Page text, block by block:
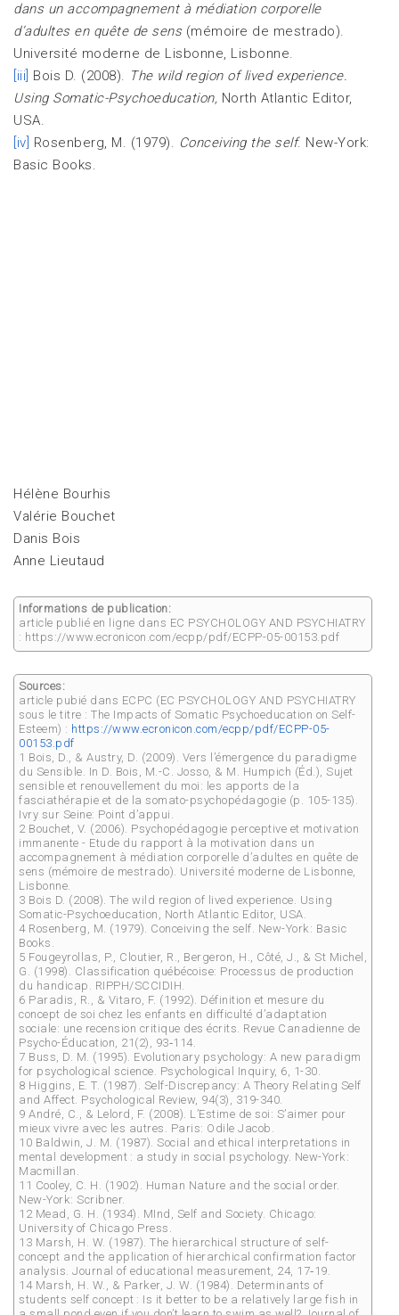
dans un accompagnement à médiation corporelle
d’adultes en quête de sens(mémoire de mestrado).
Université moderne de Lisbonne, Lisbonne.
[iii] Bois D. (2008). The wild region of lived experience.
Using Somatic-Psychoeducation, North Atlantic Editor,
USA.
[iv] Rosenberg, M. (1979). Conceiving the self. New-York:
Basic Books.
Hélène Bourhis
Valérie Bouchet
Danis Bois
Anne Lieutaud
Informations de publication:
article publié en ligne dans EC PSYCHOLOGY AND PSYCHIATRY
: https://www.ecronicon.com/ecpp/pdf/ECPP-05-00153.pdf
Sources:
article pubié dans ECPC (EC PSYCHOLOGY AND PSYCHIATRY
sous le titre : The Impacts of Somatic Psychoeducation on Self-
Esteem) : https://www.ecronicon.com/ecpp/pdf/ECPP-05-
00153.pdf
1 Bois, D., & Austry, D. (2009). Vers l’émergence du paradigme
du Sensible. In D. Bois, M.-C. Josso, & M. Humpich (Éd.), Sujet
sensible et renouvellement du moi: les apports de la
fasciathérapie et de la somato-psychopédagogie (p. 105-135).
Ivry sur Seine: Point d’appui.
2 Bouchet, V. (2006). Psychopédagogie perceptive et motivation
immanente - Etude du rapport à la motivation dans un
accompagnement à médiation corporelle d’adultes en quête de
sens (mémoire de mestrado). Université moderne de Lisbonne,
Lisbonne.
3 Bois D. (2008). The wild region of lived experience. Using
Somatic-Psychoeducation, North Atlantic Editor, USA.
4 Rosenberg, M. (1979). Conceiving the self. New-York: Basic
Books.
5 Fougeyrollas, P., Cloutier, R., Bergeron, H., Côté, J., & St Michel,
G. (1998). Classification québécoise: Processus de production
du handicap. RIPPH/SCCIDIH.
6 Paradis, R., & Vitaro, F. (1992). Définition et mesure du
concept de soi chez les enfants en difficulté d’adaptation
sociale: une recension critique des écrits. Revue Canadienne de
Psycho-Éducation, 21(2), 93‑114.
7 Buss, D. M. (1995). Evolutionary psychology: A new paradigm
for psychological science. Psychological Inquiry, 6, 1-30.
8 Higgins, E. T. (1987). Self-Discrepancy: A Theory Relating Self
and Affect. Psychological Review, 94(3), 319-340.
9 André, C., & Lelord, F. (2008). L’Estime de soi: S’aimer pour
mieux vivre avec les autres. Paris: Odile Jacob.
10 Baldwin, J. M. (1987). Social and ethical interpretations in
mental development : a study in social psychology. New-York:
Macmillan.
11 Cooley, C. H. (1902). Human Nature and the social order.
New-York: Scribner.
12 Mead, G. H. (1934). MInd, Self and Society. Chicago:
University of Chicago Press.
13 Marsh, H. W. (1987). The hierarchical structure of self-
concept and the application of hierarchical confirmation factor
analysis. Journal of educational measurement, 24, 17‑19.
14 Marsh, H. W., & Parker, J. W. (1984). Determinants of
students self concept : Is it better to be a relatively large fish in